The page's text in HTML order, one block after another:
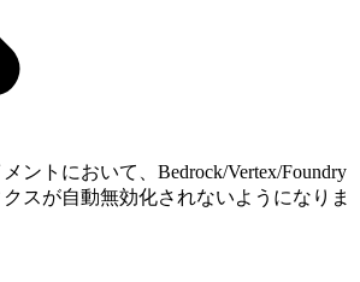
ントにおいて、Bedrock/Vertex/Foundry
スが自動無効化されないようになりま